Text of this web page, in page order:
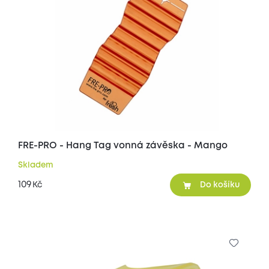
FRE-PRO - Hang Tag vonná závěska - Mango
Skladem
109 Kč Do košíku